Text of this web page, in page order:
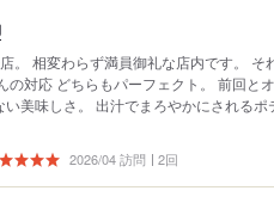
。 相変わらず満員御礼な店内です。 そ
の対応 どちらもパーフェクト。 前回と
美味しさ。 出汁でまろやかにされるポ
2026/04 訪問 2回